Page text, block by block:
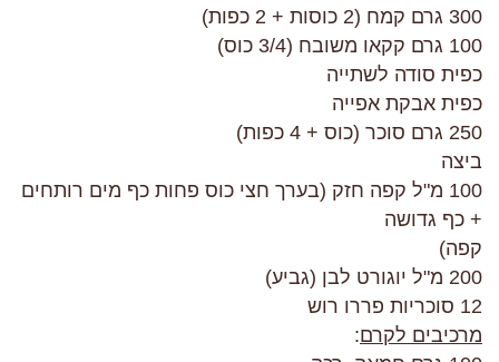
300 גרם קמח (2 כוסות + 2 כפות)
100 גרם קקאו משובח (3/4 כוס)
כפית סודה לשתייה
כפית אבקת אפייה
250 גרם סוכר (כוס + 4 כפות)
ביצה
100 מ"ל קפה חזק (בערך חצי כוס פחות כף מים רותחים
+ כף גדושה
קפה)
200 מ"ל יוגורט לבן (גביע)
12 סוכריות פררו רוש
מרכיבים לקרם: